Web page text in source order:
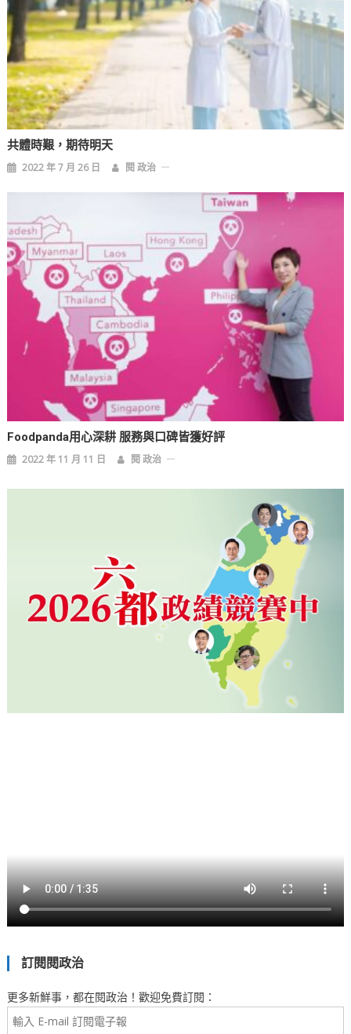
共體時艱，期待明天
2022 年 7 月 26 日 閱 政治
Foodpanda用心深耕 服務與口碑皆獲好評
2022 年 11 月 11 日 閱 政治
訂閱閱政治
更多新鮮事，都在閱政治！歡迎免費訂閱：